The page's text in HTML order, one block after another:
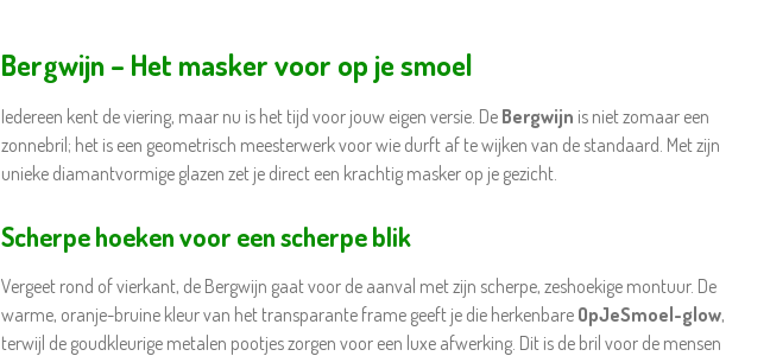
Bergwijn – Het masker voor op je smoel
Iedereen kent de viering, maar nu is het tijd voor jouw eigen versie. De Bergwijn is niet zomaar een
zonnebril; het is een geometrisch meesterwerk voor wie durft af te wijken van de standaard. Met zijn
unieke diamantvormige glazen zet je direct een krachtig masker op je gezicht.
Scherpe hoeken voor een scherpe blik
Vergeet rond of vierkant, de Bergwijn gaat voor de aanval met zijn scherpe, zeshoekige montuur. De
warme, oranje-bruine kleur van het transparante frame geeft je die herkenbare OpJeSmoel-glow,
terwijl de goudkleurige metalen pootjes zorgen voor een luxe afwerking. Dit is de bril voor de mensen